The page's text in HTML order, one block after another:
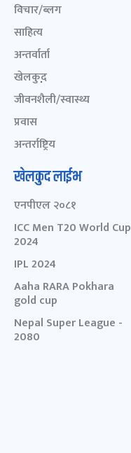
विचार/ब्लग
साहित्य
अन्तर्वार्ता
खेलकुद़़
जीवनशैली/स्वास्थ्य
प्रवास
अन्तर्राष्ट्रिय
खेलकुद लाईभ
एनपीएल २०८१
ICC Men T20 World Cup
2024
IPL 2024
Aaha RARA Pokhara
gold cup
Nepal Super League -
2080